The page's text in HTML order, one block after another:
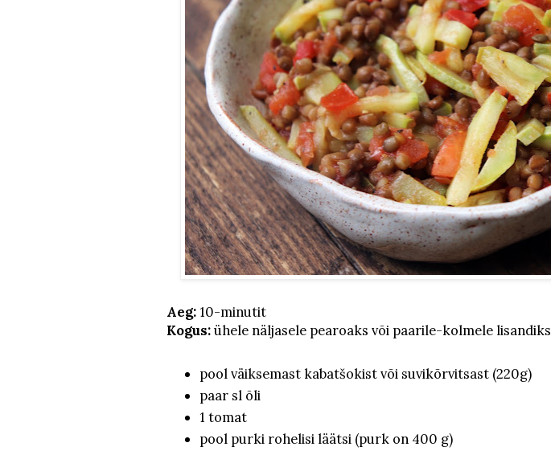
Aeg:10-minutit
Kogus:ühele näljasele pearoaks või paarile-kolmele lisandiks
pool väiksemast kabatšokist või suvikõrvitsast (220g)
paar sl õli
1 tomat
pool purki rohelisi läätsi (purk on 400 g)